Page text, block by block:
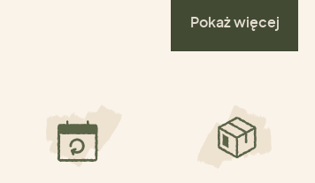
Pokaż więcej